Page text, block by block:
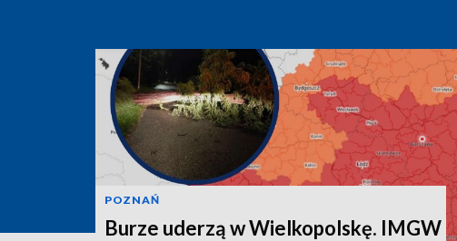
POZNAŃ
Burze uderzą w Wielkopolskę. IMGW